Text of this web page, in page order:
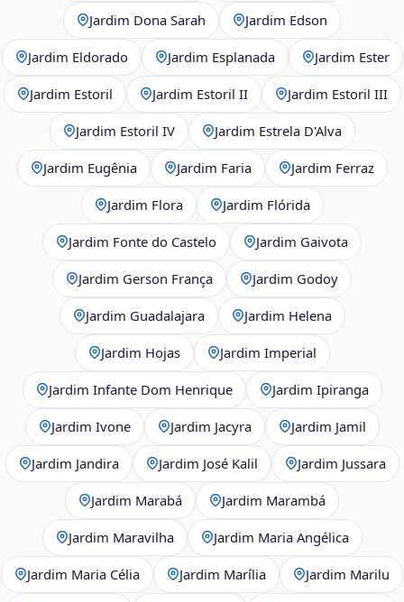
Jardim Dona Sarah Jardim Edson
Jardim Eldorado Jardim Esplanada Jardim Ester
Jardim Estoril Jardim Estoril II Jardim Estoril III
Jardim Estoril IV Jardim Estrela D'Alva
Jardim Eugênia Jardim Faria Jardim Ferraz
Jardim Flora Jardim Flórida
Jardim Fonte do Castelo Jardim Gaivota
Jardim Gerson França Jardim Godoy
Jardim Guadalajara Jardim Helena
Jardim Hojas Jardim Imperial
Jardim Infante Dom Henrique Jardim Ipiranga
Jardim Ivone Jardim Jacyra Jardim Jamil
Jardim Jandira Jardim José Kalil Jardim Jussara
Jardim Marabá Jardim Marambá
Jardim Maravilha Jardim Maria Angélica
Jardim Maria Célia Jardim Marília Jardim Marilu